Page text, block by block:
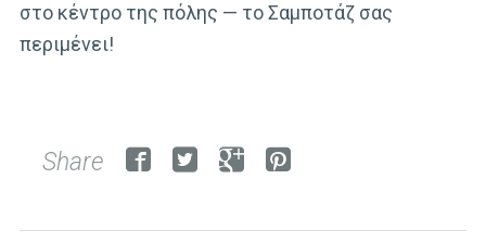
στο κέντρο της πόλης — το Σαμποτάζ σας
περιμένει!
Share